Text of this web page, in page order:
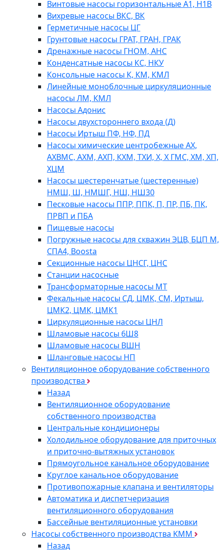
Винтовые насосы горизонтальные А1, Н1В
Вихревые насосы ВКС, ВК
Герметичные насосы ЦГ
Грунтовые насосы ГРАТ, ГРАН, ГРАК
Дренажные насосы ГНОМ, АНС
Конденсатные насосы КС, НКУ
Консольные насосы К, КМ, КМЛ
Линейные моноблочные циркуляционные
насосы ЛМ, КМЛ
Насосы Адонис
Насосы двухстороннего входа (Д)
Насосы Иртыш ПФ, НФ, ПД
Насосы химические центробежные АХ,
АХВМС, АХМ, АХП, КХМ, ТХИ, Х, Х ГМС, ХМ, ХП,
ХЦМ
Насосы шестеренчатые (шестеренные)
НМШ, Ш, НМШГ, НШ, НШ30
Песковые насосы ППР, ППК, П, ПР, ПБ, ПК,
ПРВП и ПБА
Пищевые насосы
Погружные насосы для скважин ЭЦВ, БЦП М,
СПА4, Boosta
Секционные насосы ЦНСГ, ЦНС
Станции насосные
Трансформаторные насосы МТ
Фекальные насосы СД, ЦМК, СМ, Иртыш,
ЦМК2, ЦМК, ЦМК1
Циркуляционные насосы ЦНЛ
Шламовые насосы 6Ш8
Шламовые насосы ВШН
Шланговые насосы НП
Вентиляционное оборудование собственного
производства
Назад
Вентиляционное оборудование
собственного производства
Центральные кондиционеры
Холодильное оборудование для приточных
и приточно-вытяжных установок
Прямоугольное канальное оборудование
Круглое канальное оборудование
Противопожарные клапана и вентиляторы
Автоматика и диспетчеризация
вентиляционного оборудования
Бассейные вентиляционные установки
Насосы собственного производства KMM
Назад